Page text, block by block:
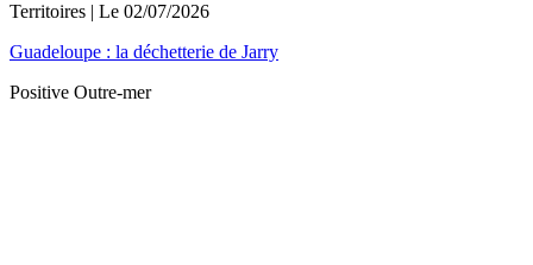
Territoires | Le 02/07/2026
Guadeloupe : la déchetterie de Jarry
Positive Outre-mer